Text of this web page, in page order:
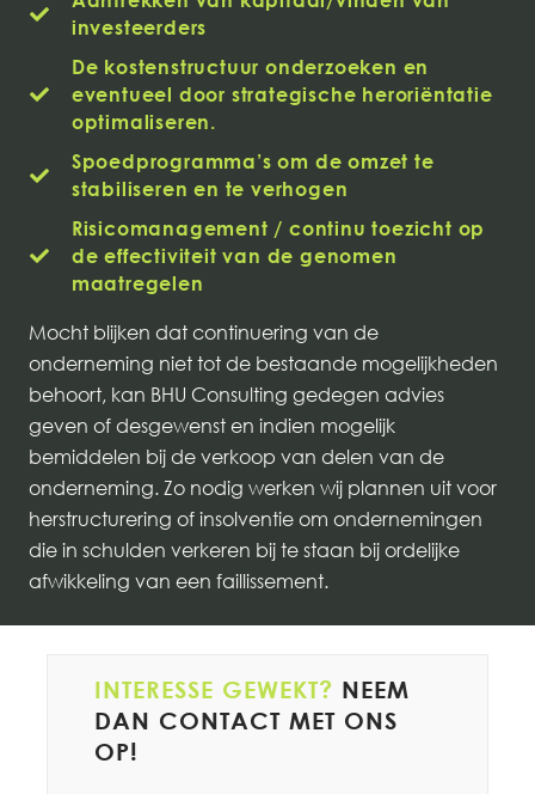
investeerders
De kostenstructuur onderzoeken en
eventueel door strategische heroriëntatie
optimaliseren.
Spoedprogramma’s om de omzet te
stabiliseren en te verhogen
Risicomanagement / continu toezicht op
de effectiviteit van de genomen
maatregelen
Mocht blijken dat continuering van de
onderneming niet tot de bestaande mogelijkheden
behoort, kan BHU Consulting gedegen advies
geven of desgewenst en indien mogelijk
bemiddelen bij de verkoop van delen van de
onderneming. Zo nodig werken wij plannen uit voor
herstructurering of insolventie om ondernemingen
die in schulden verkeren bij te staan bij ordelijke
afwikkeling van een faillissement.
INTERESSE GEWEKT? NEEM
DAN CONTACT MET ONS
OP!